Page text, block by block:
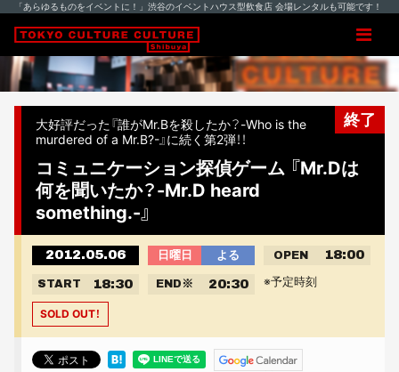
「あらゆるものをイベントに！」渋谷のイベントハウス型飲食店 会場レンタルも可能です！
終了
大好評だった『誰がMr.Bを殺したか？-Who is the
murdered of a Mr.B?-』に続く第2弾！！
コミュニケーション探偵ゲーム 『Mr.Dは
何を聞いたか？-Mr.D heard
something.-』
2012.05.06 日曜日 よる OPEN 18:00
START 18:30 END ※ 20:30 ※予定時刻
SOLD OUT！